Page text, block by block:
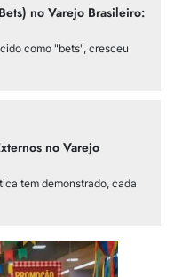
no Varejo Brasileiro:
como "bets", cresceu
no Varejo
tem demonstrado, cada